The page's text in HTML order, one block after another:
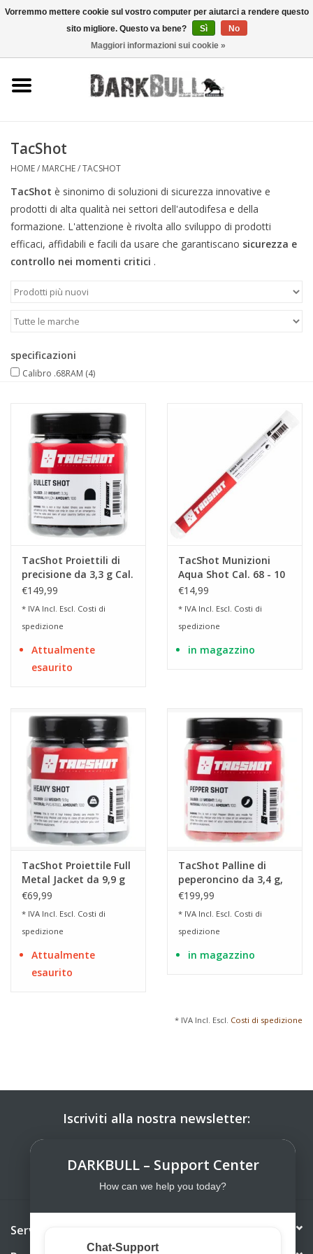
0 Articoli - €0,00
tiro
all'aperto
Ottica e laser
Marche
TacShot
HOME/ MARCHE/TACSHOT
TacShot è sinonimo di soluzioni di sicurezza innovative e
prodotti di alta qualità nei settori dell'autodifesa e della
formazione. L'attenzione è rivolta allo sviluppo di prodotti
efficaci, affidabili e facili da usare che garantiscano sicurezza e
controllo nei momenti critici .
specificazioni
Calibro .68RAM (4)
TacShot Proiettili di
precisione da 3,3 g Cal.
68 - 100 pezzi
€149,99
* IVA Incl. Escl. Costi di
spedizione
Attualmente
esaurito
TacShot Munizioni
Aqua Shot Cal. 68 - 10
pezzi
€14,99
* IVA Incl. Escl. Costi di
spedizione
in magazzino
TacShot Proiettile Full
Metal Jacket da 9,9 g
Heavy Shot Cal. 68 -
€69,99
* IVA Incl. Escl. Costi di
spedizione
Attualmente
esaurito
TacShot Palline di
peperoncino da 3,4 g,
calibro 68 - 100 pezzi
€199,99
* IVA Incl. Escl. Costi di
spedizione
in magazzino
* IVA Incl. Escl. Costi di spedizione
Iscriviti alla nostra newsletter:
Servizio di assistenza
Vorremmo mettere cookie sul vostro computer per aiutarci a rendere questo
sito migliore. Questo va bene?
Sì
No
Maggiori informazioni sui cookie »
DARKBULL – Support Center
How can we help you today?
Chat-Support